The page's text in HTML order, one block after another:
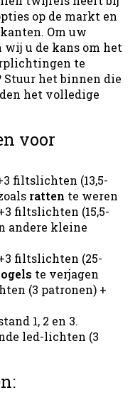
op de markt en
Om uw
wij u de kans om het
te
Stuur het binnen die
het volledige
voor
filtslichten (13,5-
ratten te weren
filtslichten (15,5-
andere kleine
filtslichten (25-
te verjagen
(3 patronen) +
1, 2 en 3.
led-lichten (3